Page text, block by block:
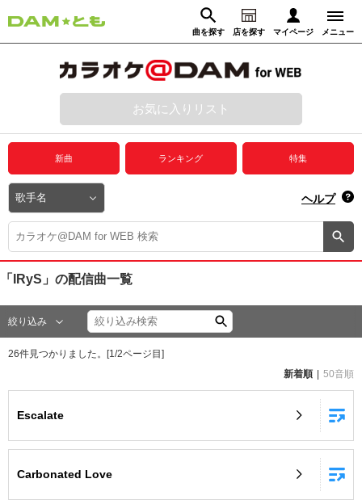
曲を探す 店を探す マイページ メニュー
動画からさがす 録音からさがす
ログイン
プレミアムサービス
DAM★とも動画
DAM★とも録音
カラオケ＠DAM
ユーザー検索
DAMの新曲・ランキングなど
お気に入りリスト
新曲 ランキング 特集
ヘルプ
「IRyS」 の配信曲一覧
絞り込み
26件見つかりました。[1 /2ページ目]
新着順
50音順
Escalate
Carbonated Love